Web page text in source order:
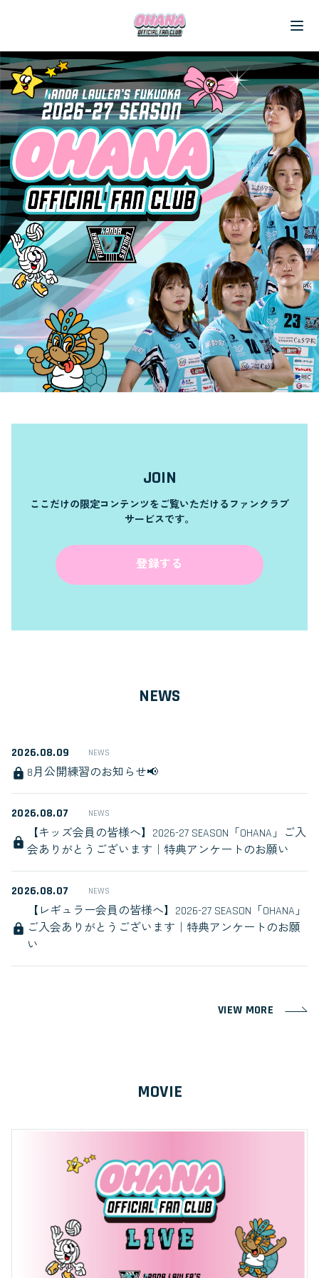
JOIN
ここだけの限定コンテンツをご覧いただけるファンクラブ
サービスです。
登録する
NEWS
2026.08.09 NEWS
8月公開練習のお知らせ📢
2026.08.07 NEWS
【キッズ会員の皆様へ】2026-27 SEASON「OHANA」ご入
会ありがとうございます｜特典アンケートのお願い
2026.08.07 NEWS
【レギュラー会員の皆様へ】2026-27 SEASON「OHANA」
ご入会ありがとうございます｜特典アンケートのお願
い
VIEW MORE
MOVIE